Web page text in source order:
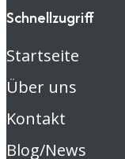
Schnellzugriff
Startseite
Über uns
Kontakt
Blog/News